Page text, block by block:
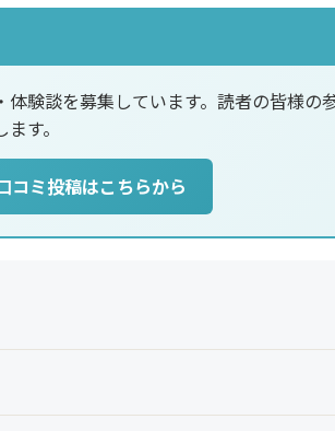
験談を募集しています。読者の皆様の
す。
コミ投稿はこちらから